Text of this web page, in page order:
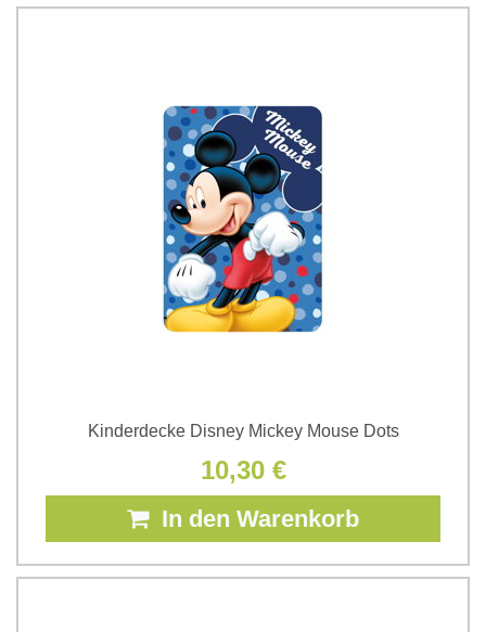
Kinderdecke Disney Mickey Mouse Dots
10,30 €
In den Warenkorb